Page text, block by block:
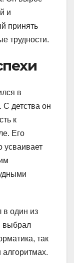
и
принять
трудности.
в
С детства он
к
Его
усваивает
в один из
выбрал
так
алгоритмах.